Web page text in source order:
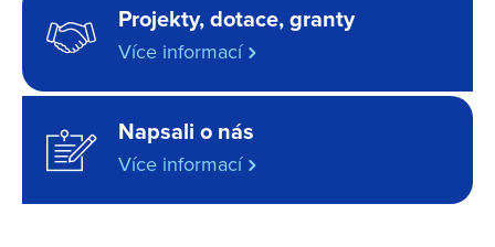
Projekty, dotace, granty
Více informací
Napsali o nás
Více informací